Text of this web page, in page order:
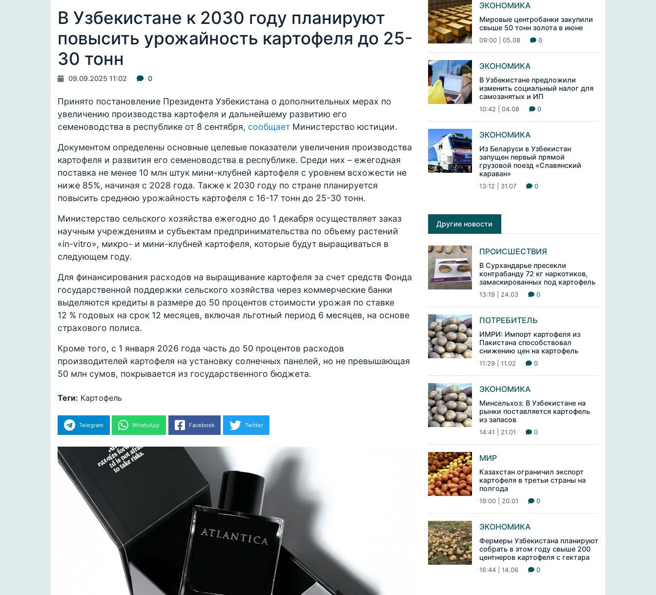
В Узбекистане к 2030 году планируют
повысить урожайность картофеля до 25-
30 тонн
09.09.2025 11:02 0
Принято постановление Президента Узбекистана о дополнительных мерах по
увеличению производства картофеля и дальнейшему развитию его
семеноводства в республике от 8 сентября, сообщает Министерство юстиции.
Документом определены основные целевые показатели увеличения производства
картофеля и развития его семеноводства в республике. Среди них – ежегодная
поставка не менее 10 млн штук мини-клубней картофеля с уровнем всхожести не
ниже 85%, начиная с 2028 года. Также к 2030 году по стране планируется
повысить среднюю урожайность картофеля с 16-17 тонн до 25-30 тонн.
Министерство сельского хозяйства ежегодно до 1 декабря осуществляет заказ
научным учреждениям и субъектам предпринимательства по объему растений
«in-vitro», микро- и мини-клубней картофеля, которые будут выращиваться в
следующем году.
Для финансирования расходов на выращивание картофеля за счет средств Фонда
государственной поддержки сельского хозяйства через коммерческие банки
выделяются кредиты в размере до 50 процентов стоимости урожая по ставке
12 % годовых на срок 12 месяцев, включая льготный период 6 месяцев, на основе
страхового полиса.
Кроме того, с 1 января 2026 года часть до 50 процентов расходов
производителей картофеля на установку солнечных панелей, но не превышающая
50 млн сумов, покрывается из государственного бюджета.
Теги: Картофель
Telegram WhatsApp Facebook Twitter
ЭКОНОМИКА
Мировые центробанки закупили
свыше 50 тонн золота в июне
09:00 | 05.08 0
ЭКОНОМИКА
В Узбекистане предложили
изменить социальный налог для
самозанятых и ИП
10:42 | 04.08 0
ЭКОНОМИКА
Из Беларуси в Узбекистан
запущен первый прямой
грузовой поезд «Славянский
караван»
13:12 | 31.07 0
Другие новости
ПРОИСШЕСТВИЯ
В Сурхандарье пресекли
контрабанду 72 кг наркотиков,
замаскированных под картофель
13:19 | 24.03 0
ПОТРЕБИТЕЛЬ
ИМРИ: Импорт картофеля из
Пакистана способствовал
снижению цен на картофель
11:29 | 11.02 0
ЭКОНОМИКА
Минсельхоз: В Узбекистане на
рынки поставляется картофель
из запасов
14:41 | 21.01 0
МИР
Казахстан ограничил экспорт
картофеля в третьи страны на
полгода
19:00 | 20.01 0
ЭКОНОМИКА
Фермеры Узбекистана планируют
собрать в этом году свыше 200
центнеров картофеля с гектара
16:44 | 14.06 0